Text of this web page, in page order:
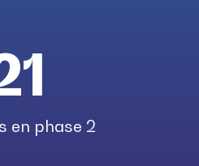
en phase 2